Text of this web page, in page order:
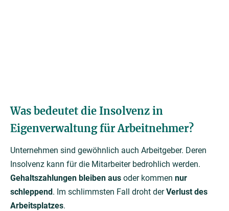
Was bedeutet die Insolvenz in
Eigenverwaltung für Arbeitnehmer?
Unternehmen sind gewöhnlich auch Arbeitgeber. Deren
Insolvenz kann für die Mitarbeiter bedrohlich werden.
Gehaltszahlungen bleiben aus oder kommen nur
schleppend. Im schlimmsten Fall droht derVerlust des
Arbeitsplatzes.